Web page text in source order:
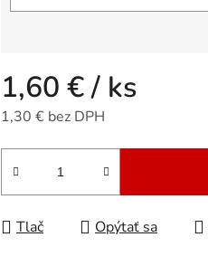
1,60 €/ ks
1,30 € bez DPH
Jednotková cena:
Tlač Opýtať sa